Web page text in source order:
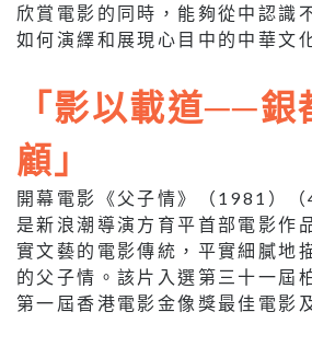
欣賞電影的同時，能夠從中認識
如何演繹和展現心目中的中華文
「影以載道──銀
顧」
開幕電影《父子情》（1981）（
是新浪潮導演方育平首部電影作
實文藝的電影傳統，平實細膩地
的父子情。該片入選第三十一屆
第一屆香港電影金像獎最佳電影